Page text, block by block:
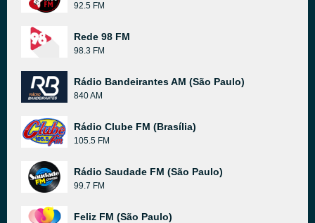
92.5 FM
Rede 98 FM
98.3 FM
Rádio Bandeirantes AM (São Paulo)
840 AM
Rádio Clube FM (Brasília)
105.5 FM
Rádio Saudade FM (São Paulo)
99.7 FM
Feliz FM (São Paulo)